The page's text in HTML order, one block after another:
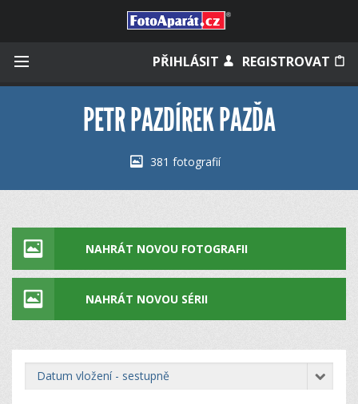
PŘIHLÁSIT REGISTROVAT
Měli jste účet na starém webu?
PETR PAZDÍREK PAZĎA
381 fotografií
NAHRÁT NOVOU FOTOGRAFII
NAHRÁT NOVOU SÉRII
datum vložení - sestupně